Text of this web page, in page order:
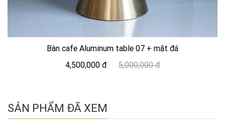
Bàn cafe Aluminum table 07 + mặt đá
4,500,000 đ
5,000,000 đ
SẢN PHẨM ĐÃ XEM